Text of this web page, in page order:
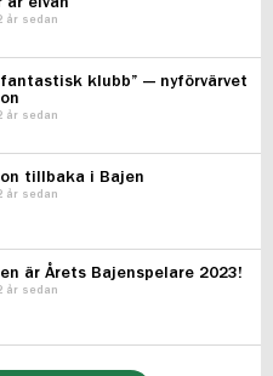
år sedan
fantastisk klubb” — nyförvärvet
år sedan
tillbaka i Bajen
år sedan
är Årets Bajenspelare 2023!
år sedan